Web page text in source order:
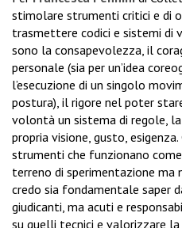
stimolare strumenti critici e di
trasmettere codici e sistemi di
sono la consapevolezza, il
personale (sia per un’idea
l’esecuzione di un singolo
postura), il rigore nel poter
volontà un sistema di regole,
propria visione, gusto,
strumenti che funzionano
terreno di sperimentazione
credo sia fondamentale saper
giudicanti, ma acuti e
su quelli tecnici e valorizzare